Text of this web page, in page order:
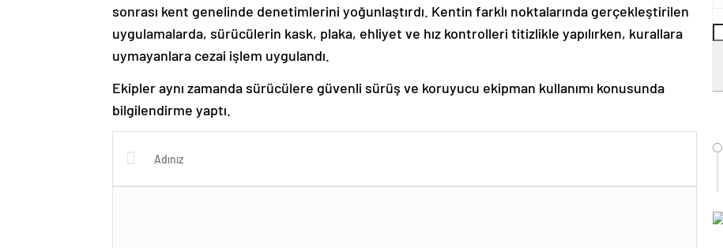
sonrası kent genelinde denetimlerini yoğunlaştırdı. Kentin farklı noktalarında gerçekleştirilen
uygulamalarda, sürücülerin kask, plaka, ehliyet ve hız kontrolleri titizlikle yapılırken, kurallara
uymayanlara cezai işlem uygulandı.
Ekipler aynı zamanda sürücülere güvenli sürüş ve koruyucu ekipman kullanımı konusunda
bilgilendirme yaptı.